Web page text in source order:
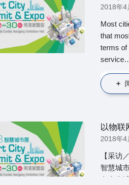
2018年4
Most
that
terms of
以物联
2018年4
【采访
智慧城
有自全